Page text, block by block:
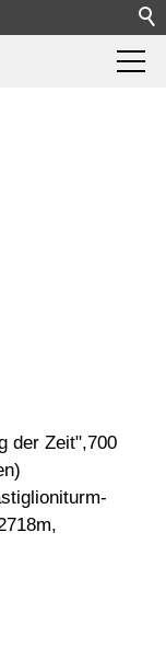
der Zeit",700